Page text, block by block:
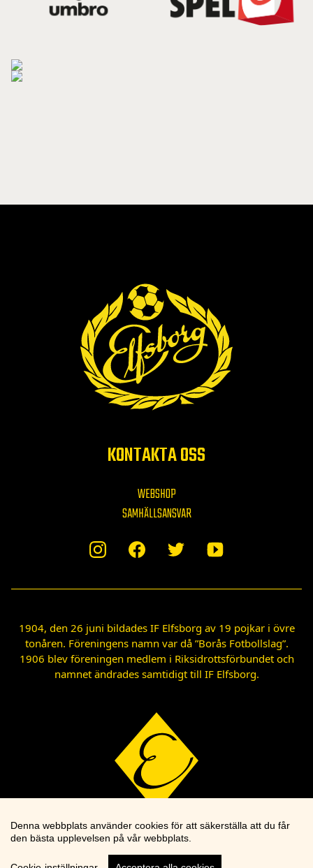
KONTAKTA OSS
WEBSHOP
SAMHÄLLSANSVAR
1904, den 26 juni bildades IF Elfsborg av 19 pojkar i övre
tonåren. Föreningens namn var då ”Borås Fotbollslag”.
1906 blev föreningen medlem i Riksidrottsförbundet och
namnet ändrades samtidigt till IF Elfsborg.
Denna webbplats använder cookies för att säkerställa att du får
den bästa upplevelsen på vår webbplats.